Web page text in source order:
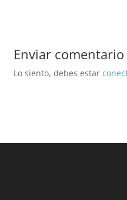
Enviar comentario
Lo siento, debes estar